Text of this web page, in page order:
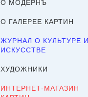
О МОДЕРНЪ
О ГАЛЕРЕЕ КАРТИН
ЖУРНАЛ О КУЛЬТУРЕ
ИСКУССТВЕ
ХУДОЖНИКИ
ИНТЕРНЕТ-МАГАЗИН